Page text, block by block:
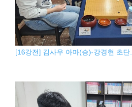
[16강전] 김사우 아마(승)-강경현 초단.